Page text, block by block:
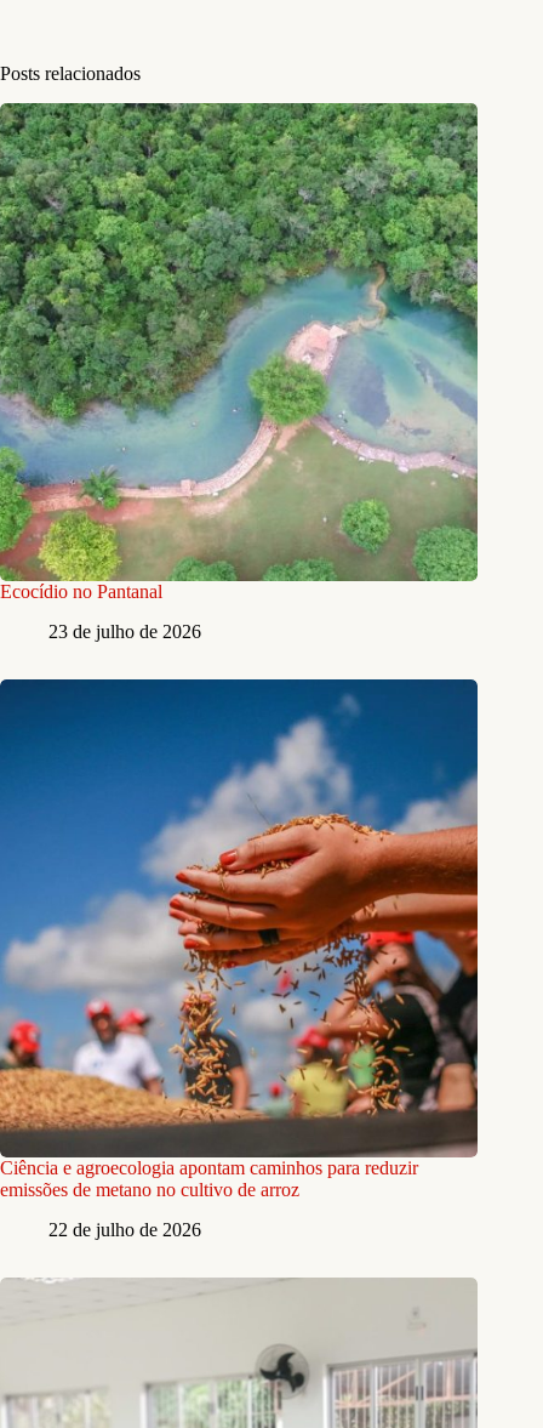
Posts relacionados
Ecocídio no Pantanal
23 de julho de 2026
Ciência e agroecologia apontam caminhos para reduzir
emissões de metano no cultivo de arroz
22 de julho de 2026